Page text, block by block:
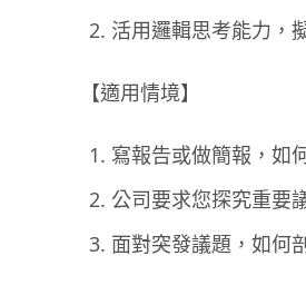
活用邏輯思考能力，
【適用情境】
寫報告或做簡報，如
公司要求您探究重要
面對突發議題，如何